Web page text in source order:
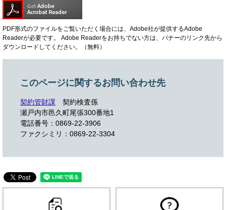
PDF形式のファイルをご覧いただく場合には、Adobe社が提供するAdobe
Readerが必要です。
Adobe Readerをお持ちでない方は、バナーのリンク先から
ダウンロードしてください。（無料）
このページに関するお問い合わせ先
契約管財課
契約検査係
瀬戸内市邑久町尾張300番地1
電話番号：0869-22-3906
ファクシミリ：0869-22-3304